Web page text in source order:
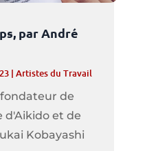
par André
| Artistes du Travail
de
d'Aikido et de
Kobayashi